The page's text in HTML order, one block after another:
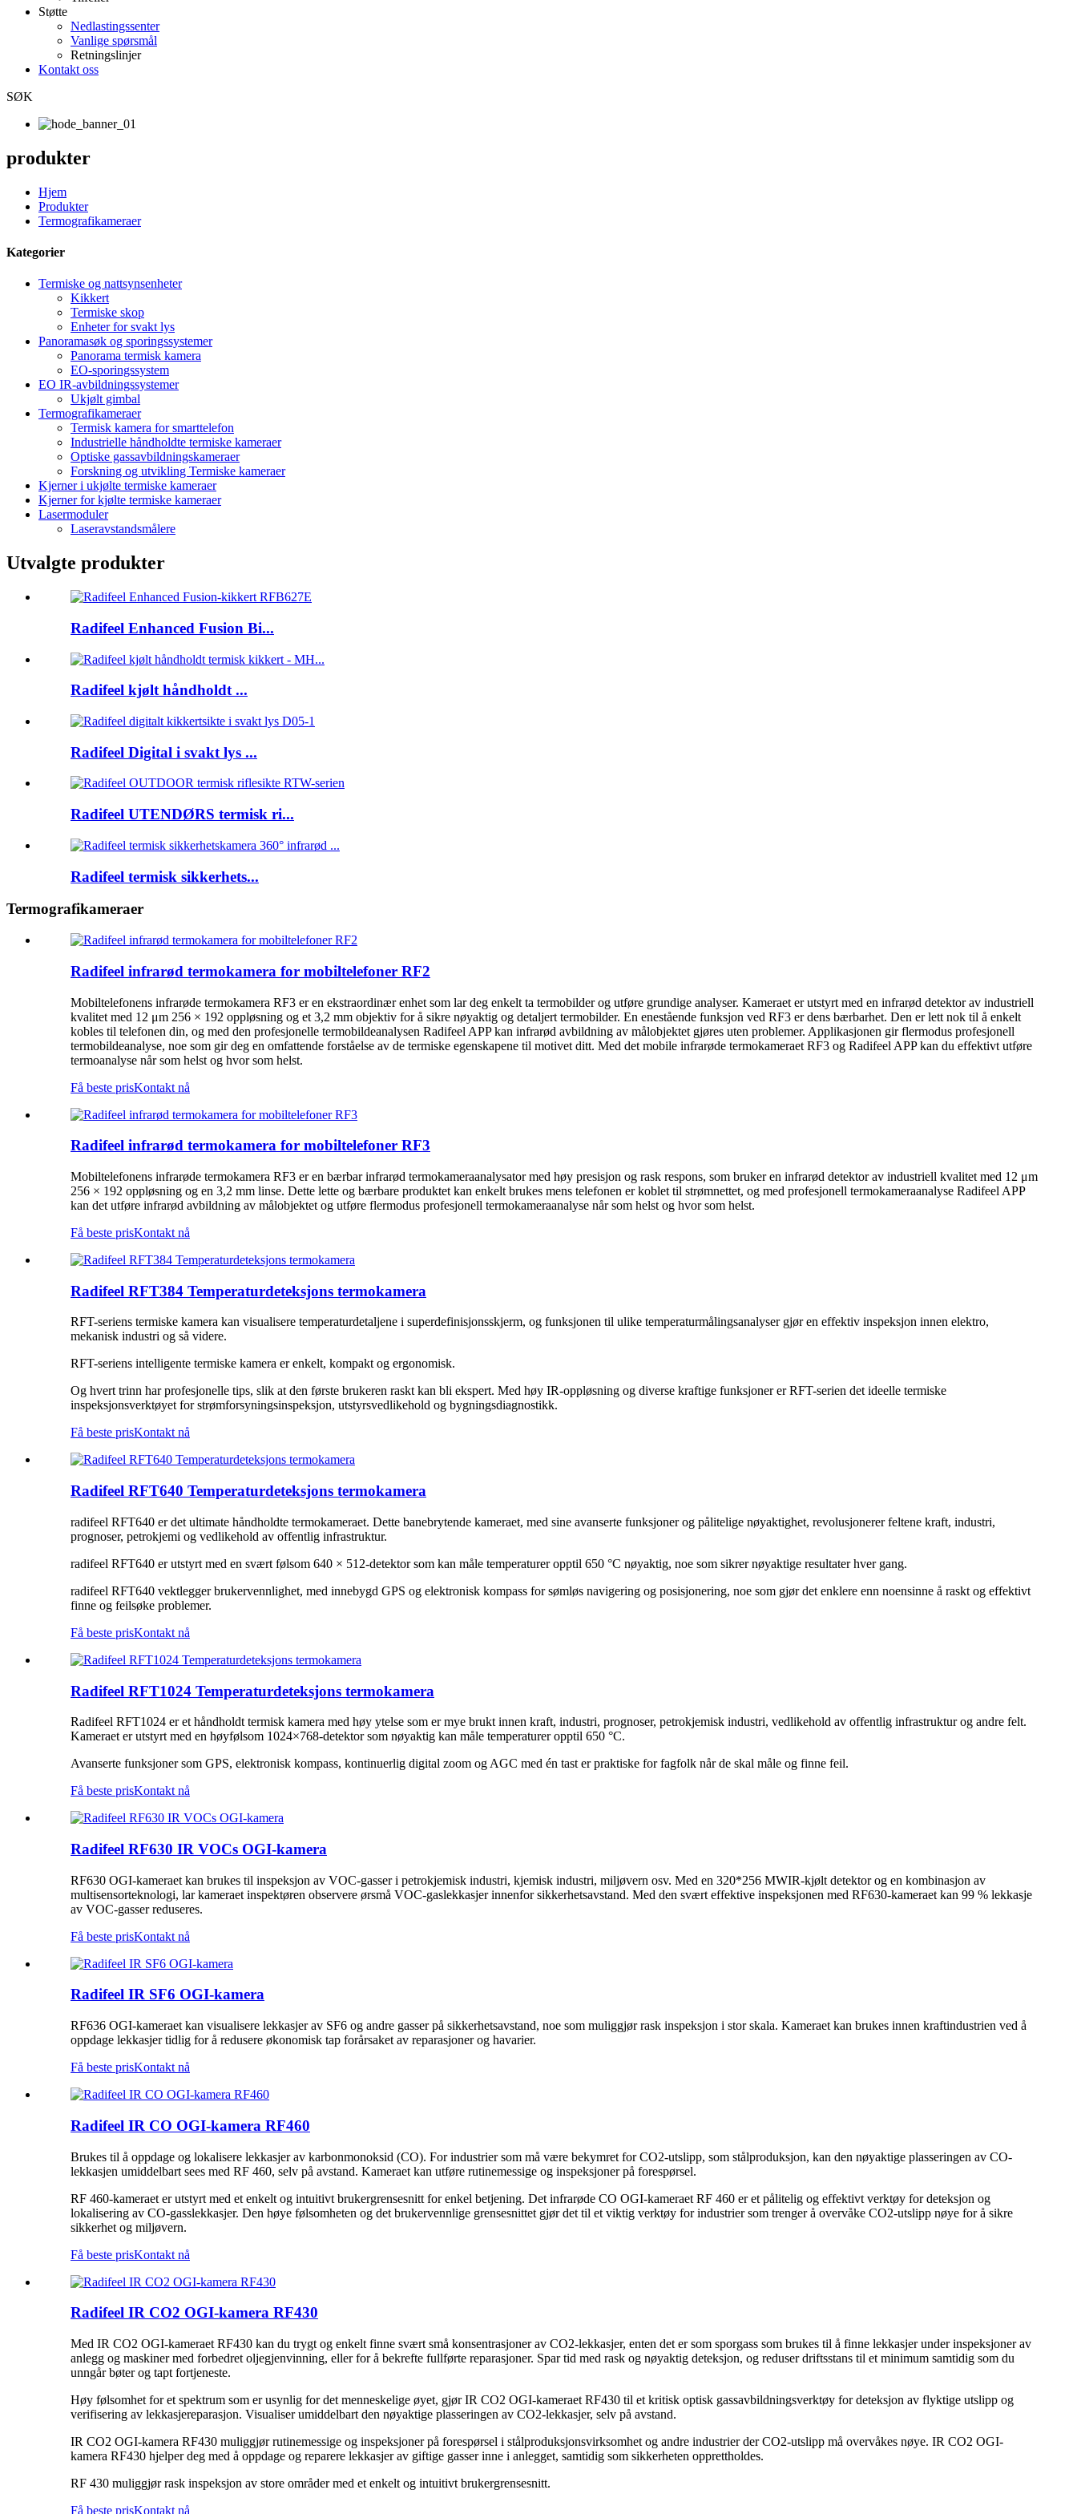
Støtte
Nedlastingssenter
Vanlige spørsmål
Retningslinjer
Kontakt oss
SØK
produkter
Hjem
Produkter
Termografikameraer
Kategorier
Termiske og nattsynsenheter
Kikkert
Termiske skop
Enheter for svakt lys
Panoramasøk og sporingssystemer
Panorama termisk kamera
EO-sporingssystem
EO IR-avbildningssystemer
Ukjølt gimbal
Termografikameraer
Termisk kamera for smarttelefon
Industrielle håndholdte termiske kameraer
Optiske gassavbildningskameraer
Forskning og utvikling Termiske kameraer
Kjerner i ukjølte termiske kameraer
Kjerner for kjølte termiske kameraer
Lasermoduler
Laseravstandsmålere
Utvalgte produkter
Radifeel Enhanced Fusion Bi...
Radifeel kjølt håndholdt ...
Radifeel Digital i svakt lys ...
Radifeel UTENDØRS termisk ri...
Radifeel termisk sikkerhets...
Termografikameraer
Radifeel infrarød termokamera for mobiltelefoner RF2
Mobiltelefonens infrarøde termokamera RF3 er en ekstraordinær enhet som lar deg enkelt ta termobilder og utføre grundige analyser. Kameraet er utstyrt med en infrarød detektor av industriell
kvalitet med 12 μm 256 × 192 oppløsning og et 3,2 mm objektiv for å sikre nøyaktig og detaljert termobilder. En enestående funksjon ved RF3 er dens bærbarhet. Den er lett nok til å enkelt
kobles til telefonen din, og med den profesjonelle termobildeanalysen Radifeel APP kan infrarød avbildning av målobjektet gjøres uten problemer. Applikasjonen gir flermodus profesjonell
termobildeanalyse, noe som gir deg en omfattende forståelse av de termiske egenskapene til motivet ditt. Med det mobile infrarøde termokameraet RF3 og Radifeel APP kan du effektivt utføre
termoanalyse når som helst og hvor som helst.
Få beste prisKontakt nå
Radifeel infrarød termokamera for mobiltelefoner RF3
Mobiltelefonens infrarøde termokamera RF3 er en bærbar infrarød termokameraanalysator med høy presisjon og rask respons, som bruker en infrarød detektor av industriell kvalitet med 12 μm
256 × 192 oppløsning og en 3,2 mm linse. Dette lette og bærbare produktet kan enkelt brukes mens telefonen er koblet til strømnettet, og med profesjonell termokameraanalyse Radifeel APP
kan det utføre infrarød avbildning av målobjektet og utføre flermodus profesjonell termokameraanalyse når som helst og hvor som helst.
Få beste prisKontakt nå
Radifeel RFT384 Temperaturdeteksjons termokamera
RFT-seriens termiske kamera kan visualisere temperaturdetaljene i superdefinisjonsskjerm, og funksjonen til ulike temperaturmålingsanalyser gjør en effektiv inspeksjon innen elektro,
mekanisk industri og så videre.
RFT-seriens intelligente termiske kamera er enkelt, kompakt og ergonomisk.
Og hvert trinn har profesjonelle tips, slik at den første brukeren raskt kan bli ekspert. Med høy IR-oppløsning og diverse kraftige funksjoner er RFT-serien det ideelle termiske
inspeksjonsverktøyet for strømforsyningsinspeksjon, utstyrsvedlikehold og bygningsdiagnostikk.
Få beste prisKontakt nå
Radifeel RFT640 Temperaturdeteksjons termokamera
radifeel RFT640 er det ultimate håndholdte termokameraet. Dette banebrytende kameraet, med sine avanserte funksjoner og pålitelige nøyaktighet, revolusjonerer feltene kraft, industri,
prognoser, petrokjemi og vedlikehold av offentlig infrastruktur.
radifeel RFT640 er utstyrt med en svært følsom 640 × 512-detektor som kan måle temperaturer opptil 650 °C nøyaktig, noe som sikrer nøyaktige resultater hver gang.
radifeel RFT640 vektlegger brukervennlighet, med innebygd GPS og elektronisk kompass for sømløs navigering og posisjonering, noe som gjør det enklere enn noensinne å raskt og effektivt
finne og feilsøke problemer.
Få beste prisKontakt nå
Radifeel RFT1024 Temperaturdeteksjons termokamera
Radifeel RFT1024 er et håndholdt termisk kamera med høy ytelse som er mye brukt innen kraft, industri, prognoser, petrokjemisk industri, vedlikehold av offentlig infrastruktur og andre felt.
Kameraet er utstyrt med en høyfølsom 1024×768-detektor som nøyaktig kan måle temperaturer opptil 650 °C.
Avanserte funksjoner som GPS, elektronisk kompass, kontinuerlig digital zoom og AGC med én tast er praktiske for fagfolk når de skal måle og finne feil.
Få beste prisKontakt nå
Radifeel RF630 IR VOCs OGI-kamera
RF630 OGI-kameraet kan brukes til inspeksjon av VOC-gasser i petrokjemisk industri, kjemisk industri, miljøvern osv. Med en 320*256 MWIR-kjølt detektor og en kombinasjon av
multisensorteknologi, lar kameraet inspektøren observere ørsmå VOC-gaslekkasjer innenfor sikkerhetsavstand. Med den svært effektive inspeksjonen med RF630-kameraet kan 99 % lekkasje
av VOC-gasser reduseres.
Få beste prisKontakt nå
Radifeel IR SF6 OGI-kamera
RF636 OGI-kameraet kan visualisere lekkasjer av SF6 og andre gasser på sikkerhetsavstand, noe som muliggjør rask inspeksjon i stor skala. Kameraet kan brukes innen kraftindustrien ved å
oppdage lekkasjer tidlig for å redusere økonomisk tap forårsaket av reparasjoner og havarier.
Få beste prisKontakt nå
Radifeel IR CO OGI-kamera RF460
Brukes til å oppdage og lokalisere lekkasjer av karbonmonoksid (CO). For industrier som må være bekymret for CO2-utslipp, som stålproduksjon, kan den nøyaktige plasseringen av CO-
lekkasjen umiddelbart sees med RF 460, selv på avstand. Kameraet kan utføre rutinemessige og inspeksjoner på forespørsel.
RF 460-kameraet er utstyrt med et enkelt og intuitivt brukergrensesnitt for enkel betjening. Det infrarøde CO OGI-kameraet RF 460 er et pålitelig og effektivt verktøy for deteksjon og
lokalisering av CO-gasslekkasjer. Den høye følsomheten og det brukervennlige grensesnittet gjør det til et viktig verktøy for industrier som trenger å overvåke CO2-utslipp nøye for å sikre
sikkerhet og miljøvern.
Få beste prisKontakt nå
Radifeel IR CO2 OGI-kamera RF430
Med IR CO2 OGI-kameraet RF430 kan du trygt og enkelt finne svært små konsentrasjoner av CO2-lekkasjer, enten det er som sporgass som brukes til å finne lekkasjer under inspeksjoner av
anlegg og maskiner med forbedret oljegjenvinning, eller for å bekrefte fullførte reparasjoner. Spar tid med rask og nøyaktig deteksjon, og reduser driftsstans til et minimum samtidig som du
unngår bøter og tapt fortjeneste.
Høy følsomhet for et spektrum som er usynlig for det menneskelige øyet, gjør IR CO2 OGI-kameraet RF430 til et kritisk optisk gassavbildningsverktøy for deteksjon av flyktige utslipp og
verifisering av lekkasjereparasjon. Visualiser umiddelbart den nøyaktige plasseringen av CO2-lekkasjer, selv på avstand.
IR CO2 OGI-kamera RF430 muliggjør rutinemessige og inspeksjoner på forespørsel i stålproduksjonsvirksomhet og andre industrier der CO2-utslipp må overvåkes nøye. IR CO2 OGI-
kamera RF430 hjelper deg med å oppdage og reparere lekkasjer av giftige gasser inne i anlegget, samtidig som sikkerheten opprettholdes.
RF 430 muliggjør rask inspeksjon av store områder med et enkelt og intuitivt brukergrensesnitt.
Få beste prisKontakt nå